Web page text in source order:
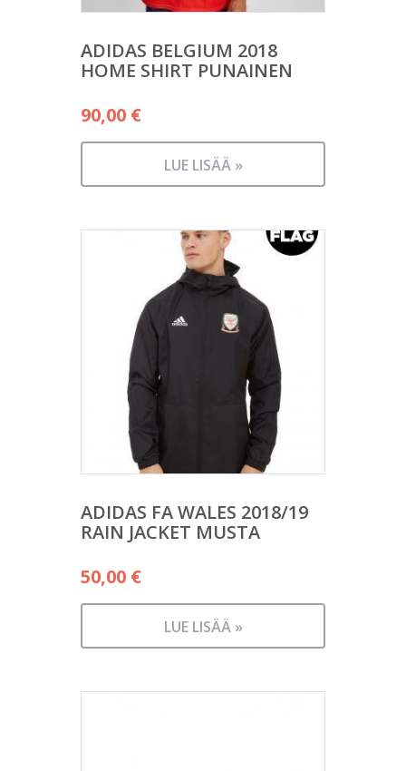
ADIDAS BELGIUM 2018
HOME SHIRT PUNAINEN
90,00 €
LUE LISÄÄ »
ADIDAS FA WALES 2018/19
RAIN JACKET MUSTA
50,00 €
LUE LISÄÄ »